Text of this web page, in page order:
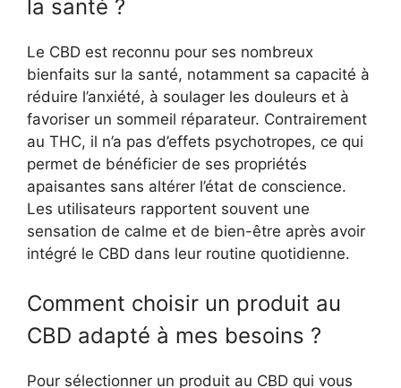
la santé ?
Le CBD est reconnu pour ses nombreux
bienfaits sur la santé, notamment sa capacité à
réduire l’anxiété, à soulager les douleurs et à
favoriser un sommeil réparateur. Contrairement
au THC, il n’a pas d’effets psychotropes, ce qui
permet de bénéficier de ses propriétés
apaisantes sans altérer l’état de conscience.
Les utilisateurs rapportent souvent une
sensation de calme et de bien-être après avoir
intégré le CBD dans leur routine quotidienne.
Comment choisir un produit au
CBD adapté à mes besoins ?
Pour sélectionner un produit au CBD qui vous